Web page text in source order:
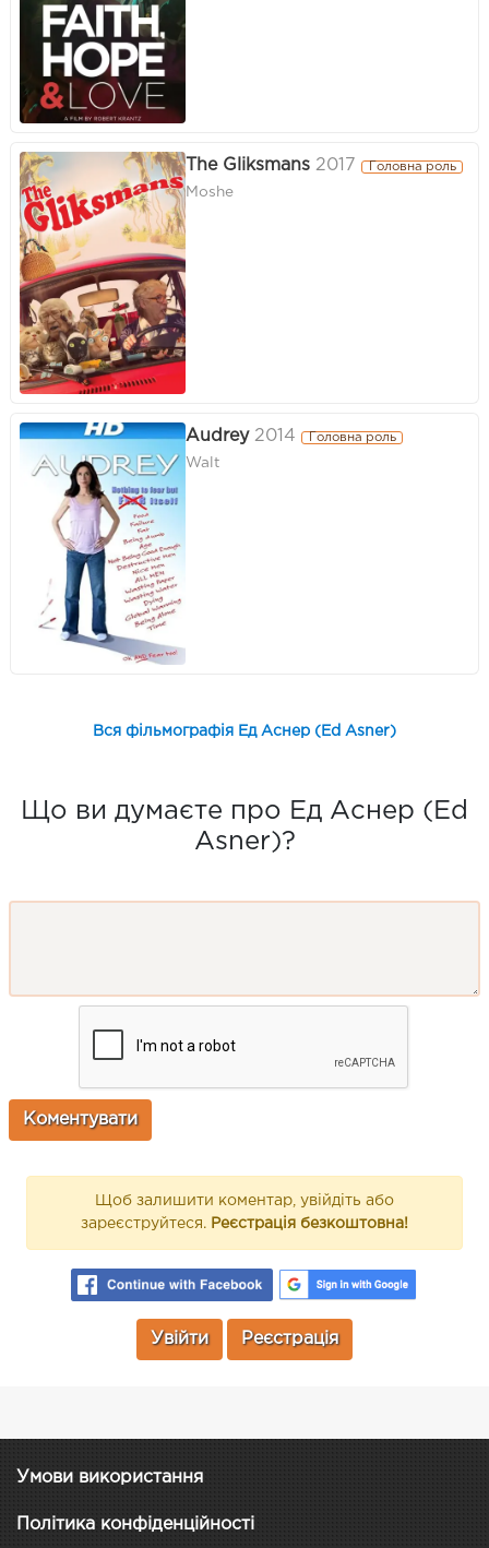
The Gliksmans 2017 Головна роль
Moshe
Audrey 2014 Головна роль
Walt
Вся фільмографія Ед Аснер (Ed Asner)
Що ви думаєте про Ед Аснер (Ed
Asner)?
Щоб залишити коментар, увійдіть або
зареєструйтеся. Реєстрація безкоштовна!
Увійти Реєстрація
Умови використання
Політика конфіденційності